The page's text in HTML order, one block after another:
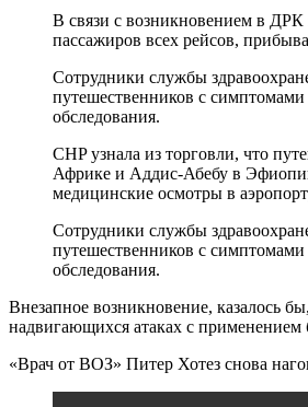
В связи с возникновением в ДРК
пассажиров всех рейсов,
Сотрудники службы
путешественников с
обследования.
CHP узнала из торговли, что
Африке и Аддис-Абебу в
медицинские осмотры в
Сотрудники службы
путешественников с
обследования.
Внезапное возникновение, казалось
надвигающихся атаках с применением
«Врач от ВОЗ» Питер Хотез снова